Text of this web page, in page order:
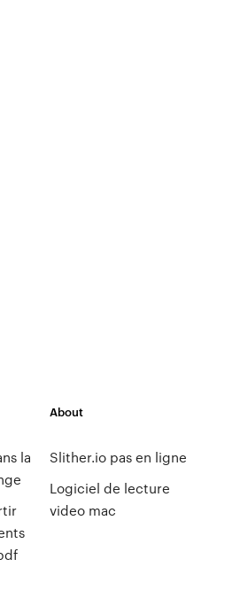
la
About
Slither.io pas en ligne
Logiciel de lecture
video mac